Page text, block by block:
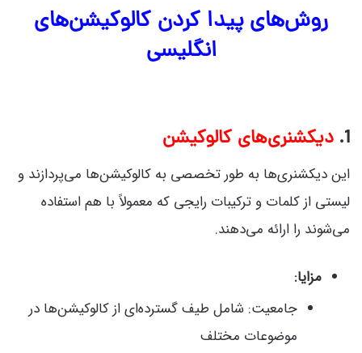
روش‌های پیدا کردن کالوکیشن‌های
انگلیسی
1. دیکشنری‌های کالوکیشن
این دیکشنری‌ها به طور تخصصی به کالوکیشن‌ها می‌پردازند و
لیستی از کلمات و ترکیبات رایجی که معمولاً با هم استفاده
می‌شوند را ارائه می‌دهند.
مزایا:
جامعیت: شامل طیف گسترده‌ای از کالوکیشن‌ها در
موضوعات مختلف